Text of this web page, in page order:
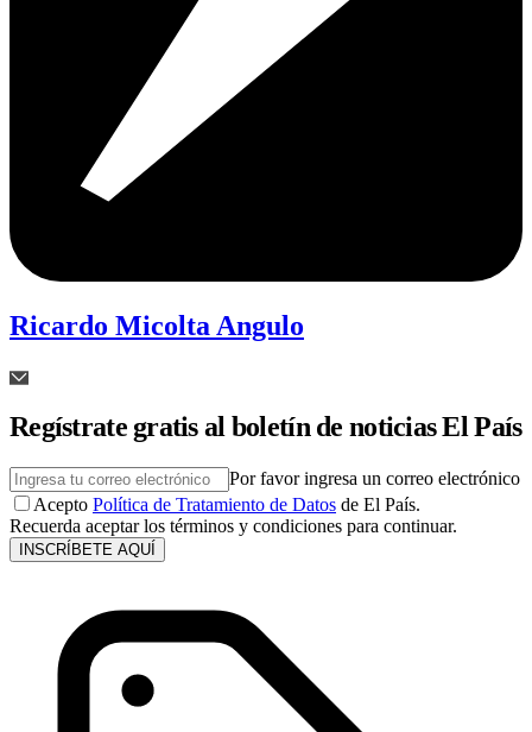
Ricardo Micolta Angulo
Regístrate gratis al boletín de noticias El País
Por favor ingresa un correo electrónico
Acepto Política de Tratamiento de Datos de El País.
Recuerda aceptar los términos y condiciones para continuar.
INSCRÍBETE AQUÍ